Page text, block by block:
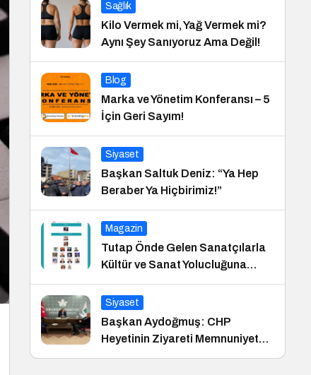
Sağlık
Kilo Vermek mi, Yağ Vermek mi?
Aynı Şey Sanıyoruz Ama Değil!
Blog
Marka ve Yönetim Konferansı – 5
İçin Geri Sayım!
Siyaset
Başkan Saltuk Deniz: “Ya Hep
Beraber Ya Hiçbirimiz!”
Magazin
Tutap Önde Gelen Sanatçılarla
Kültür ve Sanat Yolucluğuna
Devam Ediyor
Siyaset
Başkan Aydoğmuş: CHP
Heyetinin Ziyareti Memnuniyet
Verici